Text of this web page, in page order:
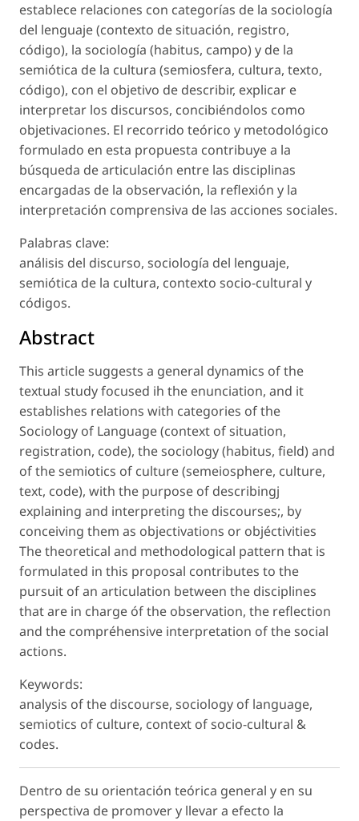
establece relaciones con categorías de la sociología
del lenguaje (contexto de situación, registro,
código), la sociología (habitus, campo) y de la
semiótica de la cultura (semiosfera, cultura, texto,
código), con el objetivo de describir, explicar e
interpretar los discursos, concibiéndolos como
objetivaciones. El recorrido teórico y metodológico
formulado en esta propuesta contribuye a la
búsqueda de articulación entre las disciplinas
encargadas de la observación, la reflexión y la
interpretación comprensiva de las acciones sociales.
Palabras clave:
análisis del discurso, sociología del lenguaje,
semiótica de la cultura, contexto socio-cultural y
códigos.
Abstract
This article suggests a general dynamics of the
textual study focused ih the enunciation, and it
establishes relations with categories of the
Sociology of Language (context of situation,
registration, code), the sociology (habitus, field) and
of the semiotics of culture (semeiosphere, culture,
text, code), with the purpose of describingj
explaining and interpreting the discourses;, by
conceiving them as objectivations or objéctivities
The theoretical and methodological pattern that is
formulated in this proposal contributes to the
pursuit of an articulation between the disciplines
that are in charge óf the observation, the reflection
and the compréhensive interpretation of the social
actions.
Keywords:
analysis of the discourse, sociology of language,
semiotics of culture, context of socio-cultural &
codes.
Dentro de su orientación teórica general y en su
perspectiva de promover y llevar a efecto la